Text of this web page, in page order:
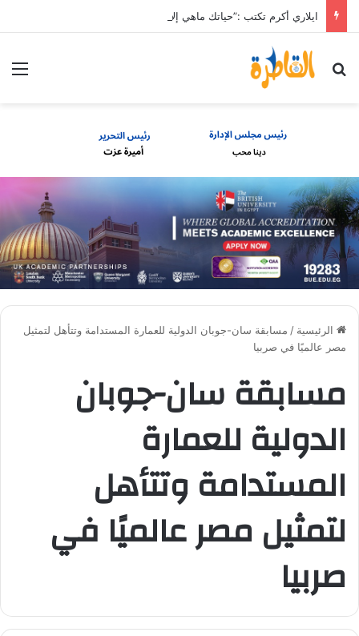
ايلاري أكرم تكتب :”حياتك ماهي إلا Directions “
بحث عن
الرئيسية / مسابقة سان-جوبان الدولية للعمارة المستدامة وتتأهل لتمثيل
مصر عالميًا في صربيا
مسابقة سان-جوبان
الدولية للعمارة
المستدامة وتتأهل
لتمثيل مصر عالميًا في
صربيا